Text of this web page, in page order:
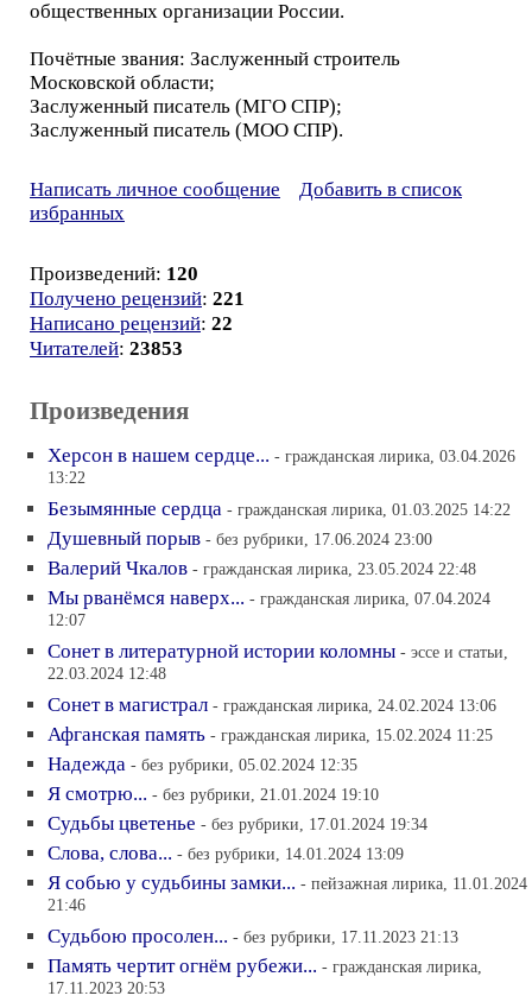
общественных организации России.
Почётные звания: Заслуженный строитель
Московской области;
Заслуженный писатель (МГО СПР);
Заслуженный писатель (МОО СПР).
Написать личное сообщение
Добавить в список
избранных
Произведений: 120
Получено рецензий: 221
Написано рецензий: 22
Читателей: 23853
Произведения
Херсон в нашем сердце... - гражданская лирика, 03.04.2026
13:22
Безымянные сердца - гражданская лирика, 01.03.2025 14:22
Душевный порыв - без рубрики, 17.06.2024 23:00
Валерий Чкалов - гражданская лирика, 23.05.2024 22:48
Мы рванёмся наверх... - гражданская лирика, 07.04.2024
12:07
Сонет в литературной истории коломны - эссе и статьи,
22.03.2024 12:48
Сонет в магистрал - гражданская лирика, 24.02.2024 13:06
Афганская память - гражданская лирика, 15.02.2024 11:25
Надежда - без рубрики, 05.02.2024 12:35
Я смотрю... - без рубрики, 21.01.2024 19:10
Судьбы цветенье - без рубрики, 17.01.2024 19:34
Слова, слова... - без рубрики, 14.01.2024 13:09
Я собью у судьбины замки... - пейзажная лирика, 11.01.2024
21:46
Судьбою просолен... - без рубрики, 17.11.2023 21:13
Память чертит огнём рубежи... - гражданская лирика,
17.11.2023 20:53